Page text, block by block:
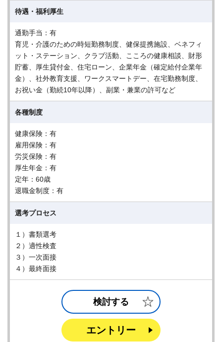
待遇・福利厚生
通勤手当：有
育児・介護のための時短勤務制度、健保提携施設、ベネフィ
ット・ステーション、クラブ活動、こころの健康相談、財形
貯蓄、厚生貸付金、住宅ローン、企業年金（確定給付企業年
金）、社外教育支援、ワークスマートデー、在宅勤務制度、
お祝い金（勤続10年以降）、副業・兼業の許可など
各種制度
健康保険：有
雇用保険：有
労災保険：有
厚生年金：有
定年：60歳
退職金制度：有
選考プロセス
１）書類選考
２）適性検査
３）一次面接
４）最終面接
検討する
エントリー